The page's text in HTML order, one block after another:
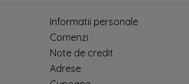
Informatii personale
Comenzi
Note de credit
Adrese